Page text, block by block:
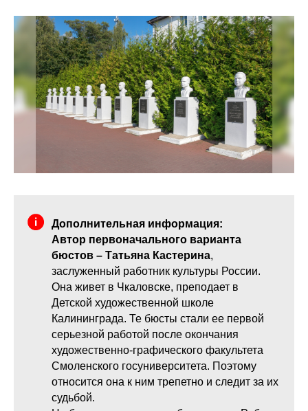
Дополнительная информация:
Автор первоначального варианта
бюстов – Татьяна Кастерина,
заслуженный работник культуры России.
Она живет в Чкаловске, преподает в
Детской художественной школе
Калининграда. Те бюсты стали ее первой
серьезной работой после окончания
художественно-графического факультета
Смоленского госуниверситета. Поэтому
относится она к ним трепетно и следит за их
судьбой.